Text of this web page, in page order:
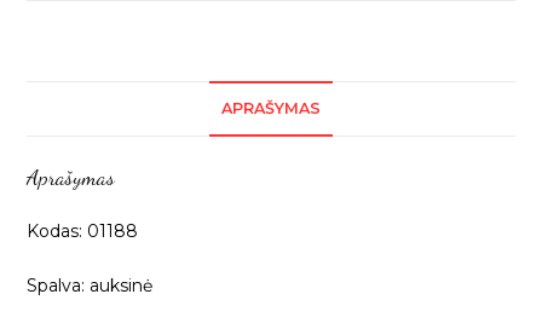
01228
APRAŠYMAS
Aprašymas
Kodas: 01188
Spalva: auksinė